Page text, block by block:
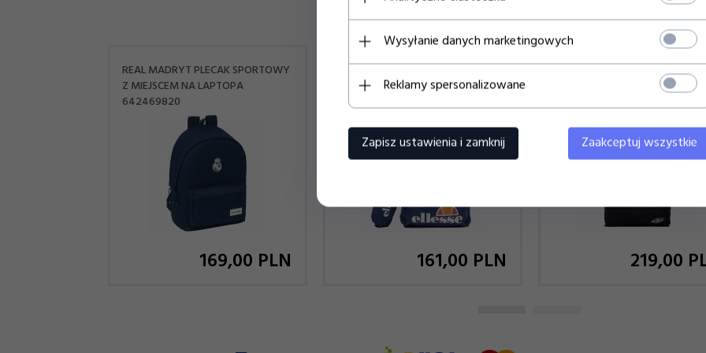
REAL MADRYT PLECAK SPORTOWY
Z MIEJSCEM NA LAPTOPA
642469820
169,00 PLN
ELLESSE PLECAK Z PIÓRNIKIEM
ROLBY BACKPACK SAAY0591429
161,00 PLN
ELLESSE PLECAK SAZINO
219,00
Wysyłanie danych marketingowych
Reklamy spersonalizowane
Zapisz ustawienia i zamknij Zaakceptuj wszystkie